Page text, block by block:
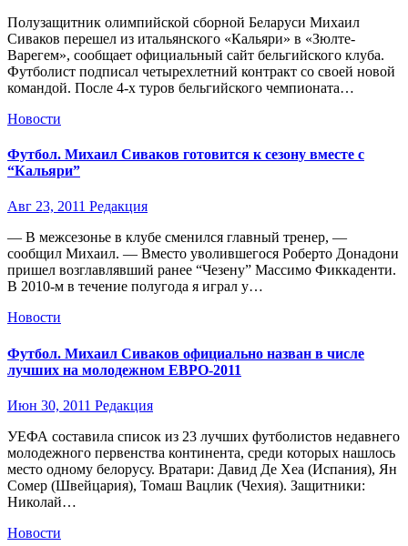
Полузащитник олимпийской сборной Беларуси Михаил
Сиваков перешел из итальянского «Кальяри» в «Зюлте-
Варегем», сообщает официальный сайт бельгийского клуба.
Футболист подписал четырехлетний контракт со своей новой
командой. После 4-х туров бельгийского чемпионата…
Новости
Футбол. Михаил Сиваков готовится к сезону вместе с
“Кальяри”
Авг 23, 2011 Редакция
— В межсезонье в клубе сменился главный тренер, —
сообщил Михаил. — Вместо уволившегося Роберто Донадони
пришел возглавлявший ранее “Чезену” Массимо Фиккаденти.
В 2010-м в течение полугода я играл у…
Новости
Футбол. Михаил Сиваков официально назван в числе
лучших на молодежном ЕВРО-2011
Июн 30, 2011 Редакция
УЕФА составила список из 23 лучших футболистов недавнего
молодежного первенства континента, среди которых нашлось
место одному белорусу. Вратари: Давид Де Хеа (Испания), Ян
Сомер (Швейцария), Томаш Вацлик (Чехия). Защитники:
Николай…
Новости